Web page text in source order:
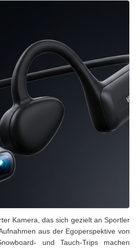
Kamera, das sich gezielt an Sportler
aus der Egoperspektive von
und Tauch-Trips machen